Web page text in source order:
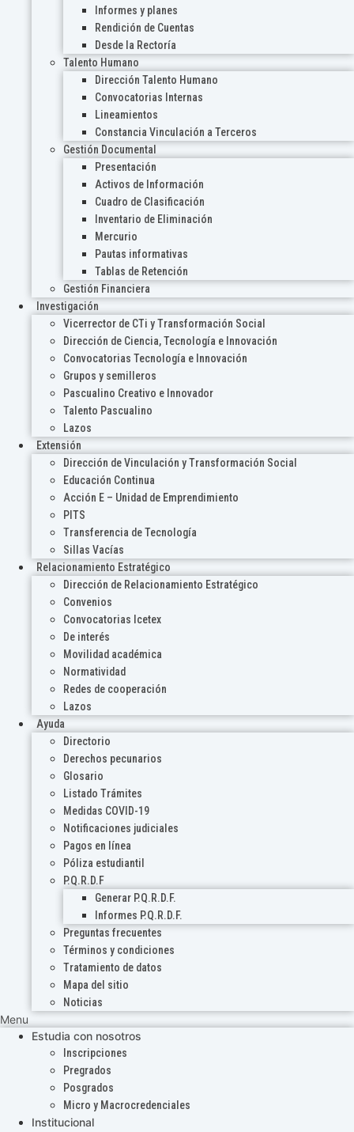
Informes y planes
Rendición de Cuentas
Desde la Rectoría
Talento Humano
Dirección Talento Humano
Convocatorias Internas
Lineamientos
Constancia Vinculación a Terceros
Gestión Documental
Presentación
Activos de Información
Cuadro de Clasificación
Inventario de Eliminación
Mercurio
Pautas informativas
Tablas de Retención
Gestión Financiera
Investigación
Vicerrector de CTi y Transformación Social
Dirección de Ciencia, Tecnología e Innovación
Convocatorias Tecnología e Innovación
Grupos y semilleros
Pascualino Creativo e Innovador
Talento Pascualino
Lazos
Extensión
Dirección de Vinculación y Transformación Social
Educación Continua
Acción E – Unidad de Emprendimiento
PITS
Transferencia de Tecnología
Sillas Vacías
Relacionamiento Estratégico
Dirección de Relacionamiento Estratégico
Convenios
Convocatorias Icetex
De interés
Movilidad académica
Normatividad
Redes de cooperación
Lazos
Ayuda
Directorio
Derechos pecunarios
Glosario
Listado Trámites
Medidas COVID-19
Notificaciones judiciales
Pagos en línea
Póliza estudiantil
P.Q.R.D.F
Generar P.Q.R.D.F.
Informes P.Q.R.D.F.
Preguntas frecuentes
Términos y condiciones
Tratamiento de datos
Mapa del sitio
Noticias
Menu
Estudia con nosotros
Inscripciones
Pregrados
Posgrados
Micro y Macrocredenciales
Institucional